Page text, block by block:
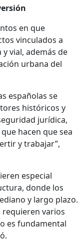
en que
vinculados a
vial, además de
urbana del
españolas se
históricos y
jurídica,
hacen que sea
y trabajar”,
especial
donde los
y largo plazo.
requieren varios
es fundamental